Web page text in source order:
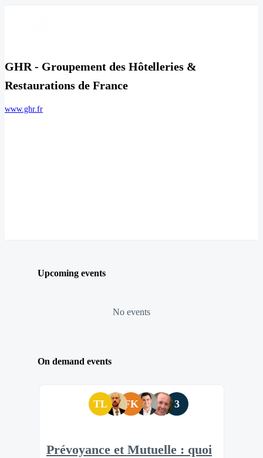
GHR - Groupement des Hôtelleries &
Restaurations de France
www.ghr.fr
Upcoming events
No events
On demand events
TL FK 3
Prévoyance et Mutuelle : quoi